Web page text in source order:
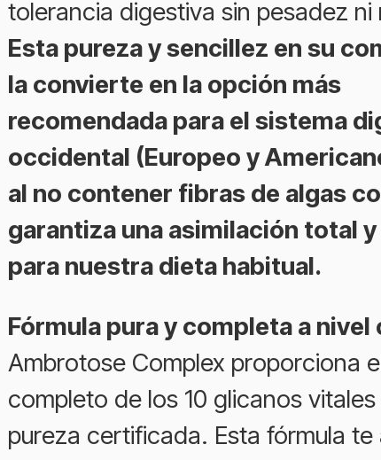
tolerancia digestiva sin pesadez ni
Esta pureza y sencillez en su
la convierte en la opción más
recomendada para el sistema
occidental (Europeo y
al no contener fibras de algas
garantiza una asimilación total
para nuestra dieta habitual.
Fórmula pura y completa a nivel
Ambrotose Complex proporciona
completo de los 10 glicanos
pureza certificada. Esta fórmula